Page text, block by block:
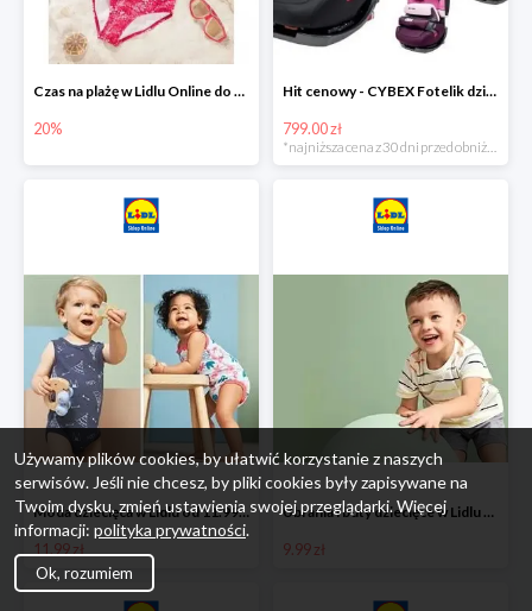
Czas na plażę w Lidlu Online do -20%
20%
Hit cenowy - CYBEX Fotelik dziecięcy samochodowy Pallasfix grupa I-III, 9-36 kg
799.00 zł
Moda dziecięca w Lidlu od 11.99 zł
11.99 zł
Ubrania i buty dziecięce w Lidlu Online od 9,99 zł
9.99 zł
Używamy plików cookies, by ułatwić korzystanie z naszych
serwisów. Jeśli nie chcesz, by pliki cookies były zapisywane na
Twoim dysku, zmień ustawienia swojej przeglądarki. Więcej
informacji: polityka prywatności.
Ok, rozumiem